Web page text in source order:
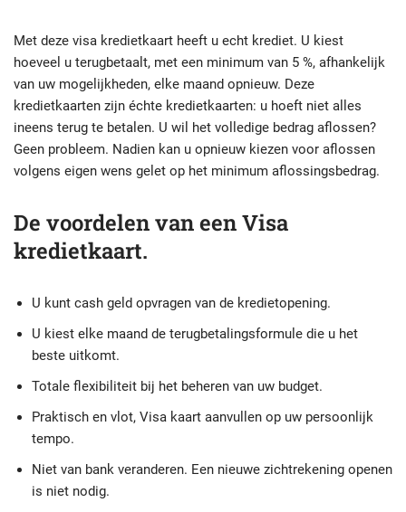
Met deze visa kredietkaart heeft u echt krediet. U kiest
hoeveel u terugbetaalt, met een minimum van 5 %, afhankelijk
van uw mogelijkheden, elke maand opnieuw. Deze
kredietkaarten zijn échte kredietkaarten: u hoeft niet alles
ineens terug te betalen. U wil het volledige bedrag aflossen?
Geen probleem. Nadien kan u opnieuw kiezen voor aflossen
volgens eigen wens gelet op het minimum aflossingsbedrag.
De voordelen van een Visa
kredietkaart.
U kunt cash geld opvragen van de kredietopening.
U kiest elke maand de terugbetalingsformule die u het
beste uitkomt.
Totale flexibiliteit bij het beheren van uw budget.
Praktisch en vlot, Visa kaart aanvullen op uw persoonlijk
tempo.
Niet van bank veranderen. Een nieuwe zichtrekening openen
is niet nodig.